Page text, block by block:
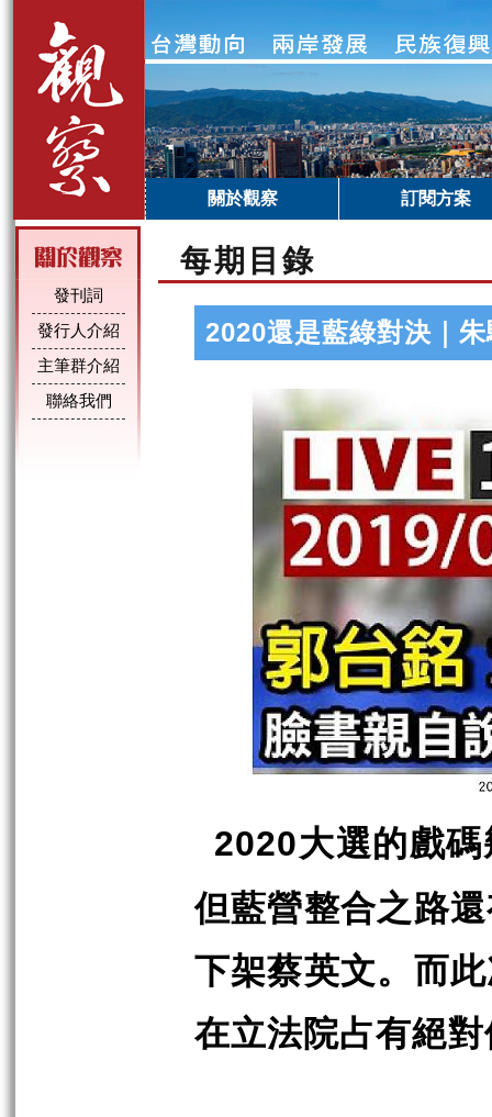
關於觀察 訂閱方案
發刊詞
發行人介紹
主筆群介紹
聯絡我們
每期目錄
2020還是藍綠對決｜朱
2020大選的戲
但藍營整合之路
下架蔡英文。而
在立法院占有絕